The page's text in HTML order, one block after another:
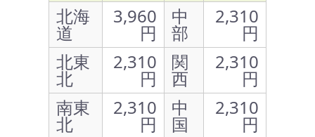
北海
道
3,960
円
中
部
2,310
円
北東
北
2,310
円
関
西
2,310
円
南東
北
2,310
円
中
国
2,310
円